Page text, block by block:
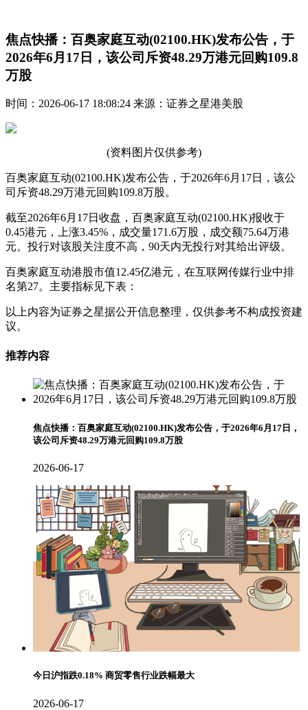
焦点快播：百奥家庭互动(02100.HK)发布公告，于
2026年6月17日，该公司斥资48.29万港元回购109.8
万股
时间：2026-06-17 18:08:24 来源：证券之星港美股
(资料图片仅供参考)
百奥家庭互动(02100.HK)发布公告，于2026年6月17日，该公
司斥资48.29万港元回购109.8万股。
截至2026年6月17日收盘，百奥家庭互动(02100.HK)报收于
0.45港元，上涨3.45%，成交量171.6万股，成交额75.64万港
元。投行对该股关注度不高，90天内无投行对其给出评级。
百奥家庭互动港股市值12.45亿港元，在互联网传媒行业中排
名第27。主要指标见下表：
以上内容为证券之星据公开信息整理，仅供参考不构成投资建
议。
推荐内容
焦点快播：百奥家庭互动(02100.HK)发布公告，于2026年6月17日，
该公司斥资48.29万港元回购109.8万股
2026-06-17
今日沪指跌0.18% 商贸零售行业跌幅最大
2026-06-17